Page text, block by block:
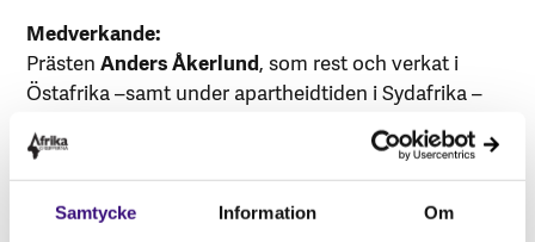
Samtycke Information Om
Medverkande:
PrästenAnders Åkerlund, som rest och verkat i
Östafrika –samt under apartheidtiden i Sydafrika –
Maria Ericson
, lektor Högskolan Dalarna, ger
exempel på arbetet med mänskliga rättigheter.
Ida Ragnarsson
från Afrikagrupperna styrelse.